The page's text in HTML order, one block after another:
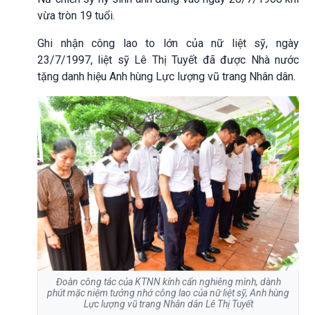
vừa tròn 19 tuổi.
Ghi nhận công lao to lớn của nữ liệt sỹ, ngày
23/7/1997, liệt sỹ Lê Thị Tuyết đã được Nhà nước
tặng danh hiệu Anh hùng Lực lượng vũ trang Nhân dân.
Đoàn công tác của KTNN kính cẩn nghiêng mình, dành
phút mặc niệm tưởng nhớ công lao của nữ liệt sỹ, Anh hùng
Lực lượng vũ trang Nhân dân Lê Thị Tuyết